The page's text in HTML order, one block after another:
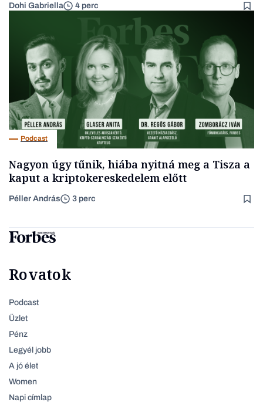
Dohi Gabriella 4 perc
Podcast
Nagyon úgy tűnik, hiába nyitná meg a Tisza a
kaput a kriptokereskedelem előtt
Péller András 3 perc
Rovatok
Podcast
Üzlet
Pénz
Legyél jobb
A jó élet
Women
Napi címlap